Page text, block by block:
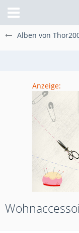
Alben von
Anzeige: